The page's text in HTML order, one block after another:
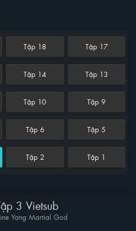
Tập 18 Tập 17
Tập 14 Tập 13
Tập 10 Tập 9
Tập 6 Tập 5
Tập 2 Tập 1
3 Vietsub
Yang Martial God